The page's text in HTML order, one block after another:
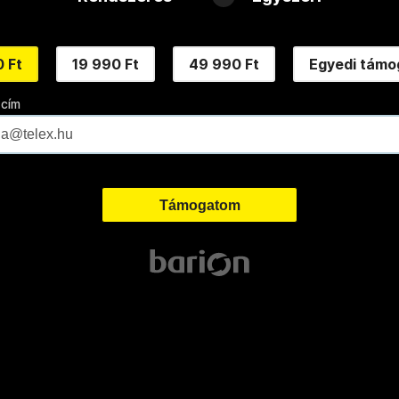
Ft 19 990 Ft 49 990 Ft Egyedi